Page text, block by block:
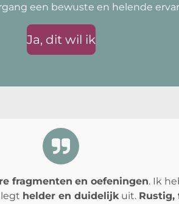
een bewuste en helende
Ja, dit wil ik
fragmenten en oefeningen. Ik
helder en duidelijkuit. Rustig,